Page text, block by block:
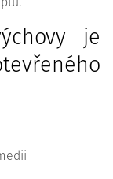
je